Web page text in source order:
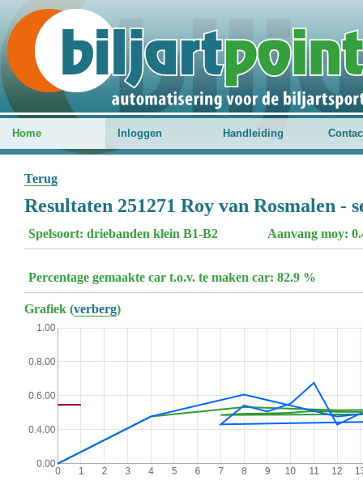
Home Inloggen Handleiding
Terug
Resultaten 251271 Roy van Rosmalen -
Spelsoort: driebanden klein B1-B2 Aanvang moy:
Percentage gemaakte car t.o.v. te maken car: 82.9 %
Grafiek (verberg)